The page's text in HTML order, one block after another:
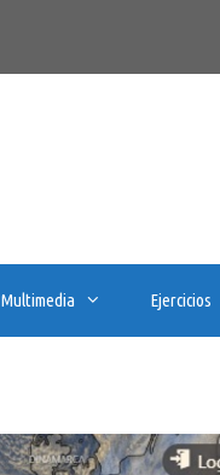
Multimedia Ejercicios